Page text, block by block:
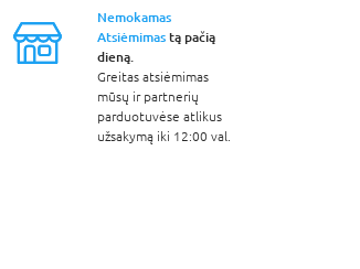
Nemokamas
Atsiėmimastą pačią
dieną.
Greitas atsiėmimas
mūsų ir partnerių
parduotuvėse atlikus
užsakymą iki 12:00 val.